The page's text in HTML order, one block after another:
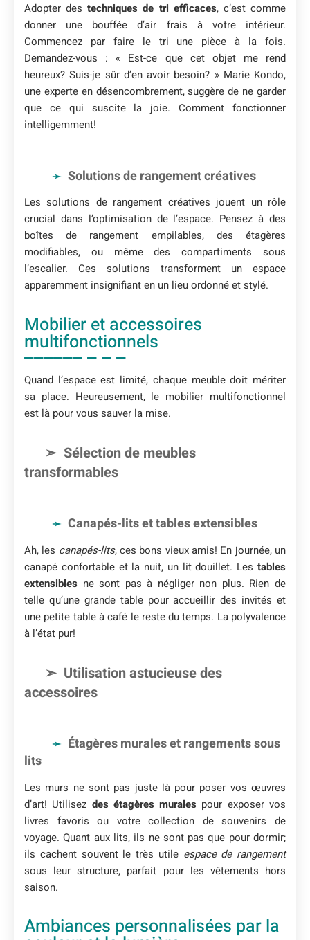
Adopter destechniques de tri efficaces, c’est comme
donner une bouffée d’air frais à votre intérieur.
Commencez par faire le tri une pièce à la fois.
Demandez-vous : « Est-ce que cet objet me rend
heureux? Suis-je sûr d’en avoir besoin? » Marie Kondo,
une experte en désencombrement, suggère de ne garder
que ce qui suscite la joie. Comment fonctionner
intelligemment!
Solutions de rangement créatives
Les solutions de rangement créatives jouent un rôle
crucial dans l’optimisation de l’espace. Pensez à des
boîtes de rangement empilables, des étagères
modifiables, ou même des compartiments sous
l’escalier. Ces solutions transforment un espace
apparemment insignifiant en un lieu ordonné et stylé.
Mobilier et accessoires
multifonctionnels
Quand l’espace est limité, chaque meuble doit mériter
sa place. Heureusement, le mobilier multifonctionnel
est là pour vous sauver la mise.
Sélection de meubles
transformables
Canapés-lits et tables extensibles
Ah, les canapés-lits, ces bons vieux amis! En journée, un
canapé confortable et la nuit, un lit douillet. Les tables
extensibles ne sont pas à négliger non plus. Rien de
telle qu’une grande table pour accueillir des invités et
une petite table à café le reste du temps. La polyvalence
à l’état pur!
Utilisation astucieuse des
accessoires
Étagères murales et rangements sous
lits
Les murs ne sont pas juste là pour poser vos œuvres
d’art! Utilisez des étagères murales pour exposer vos
livres favoris ou votre collection de souvenirs de
voyage. Quant aux lits, ils ne sont pas que pour dormir;
ils cachent souvent le très utile espace de rangement
sous leur structure, parfait pour les vêtements hors
saison.
Ambiances personnalisées par la